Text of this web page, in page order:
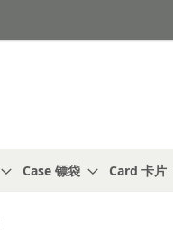
Case 镖袋 Card 卡片